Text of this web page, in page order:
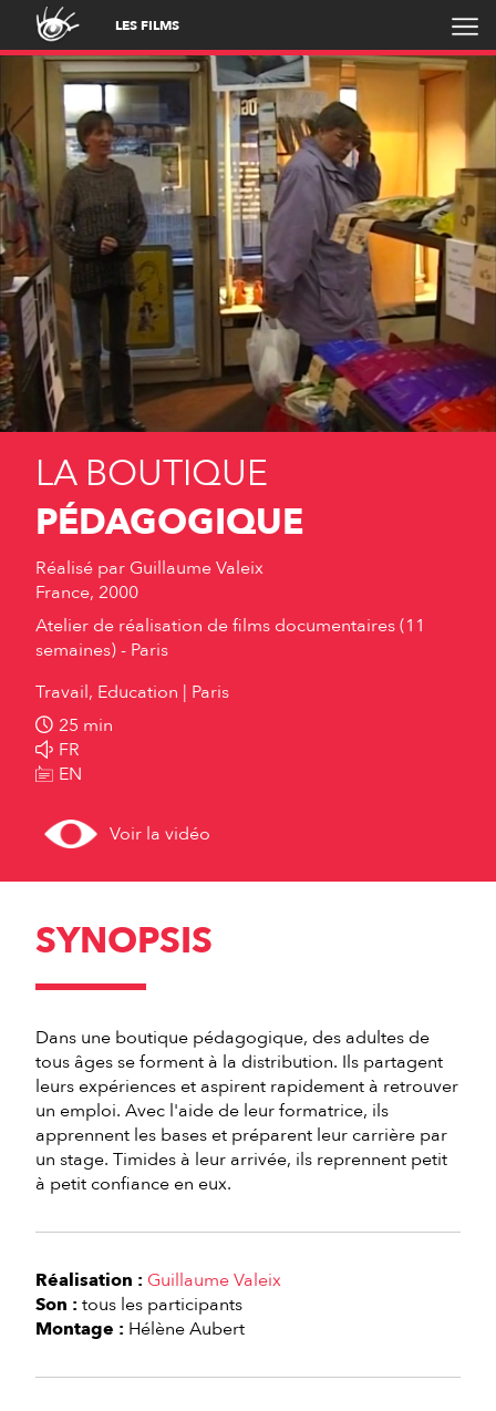
LES FILMS
LA BOUTIQUE
PÉDAGOGIQUE
Réalisé par Guillaume Valeix
France, 2000
Atelier de réalisation de films documentaires (11
semaines) - Paris
Travail, Education
Paris
25 min
FR
EN
Voir la vidéo
SYNOPSIS
Dans une boutique pédagogique, des adultes de
tous âges se forment à la distribution. Ils partagent
leurs expériences et aspirent rapidement à retrouver
un emploi. Avec l'aide de leur formatrice, ils
apprennent les bases et préparent leur carrière par
un stage. Timides à leur arrivée, ils reprennent petit
à petit confiance en eux.
Réalisation : Guillaume Valeix
Son : tous les participants
Montage : Hélène Aubert